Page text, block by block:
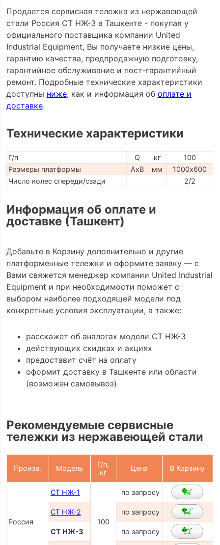
Продается сервисная тележка из нержавеющей
стали Россия СТ НЖ-3 в Ташкенте - покупая у
официального поставщика компании United
Industrial Equipment, Вы получаете низкие цены,
гарантию качества, предпродажную подготовку,
гарантийное обслуживание и пост-гарантийный
ремонт. Подробные технические характеристики
доступны ниже, как и информация об оплате и
доставке.
Технические характеристики
Г/п Q кг
100
Размеры платформы
AxB мм
1000х600
Число колес спереди/сзади
2/2
Информация об оплате и
доставке (Ташкент)
Добавьте в Корзину дополнительно и другие
платформенные тележки и оформите заявку — с
Вами свяжется менеджер компании United Industrial
Equipment и при необходимости поможет с
выбором наиболее подходящей модели под
конкретные условия эксплуатации, а также:
расскажет об аналогах модели СТ НЖ-3
действующих скидках и акциях
предоставит счёт на оплату
оформит доставку в Ташкенте или области
(возможен самовывоз)
Рекомендуемые сервисные
тележки из нержавеющей стали
Произв. Модель
Г/п,
кг
Цена В Корзину
Россия
СТ НЖ-1
100
по запросу
СТ НЖ-2 по запросу
СТ НЖ-3 по запросу